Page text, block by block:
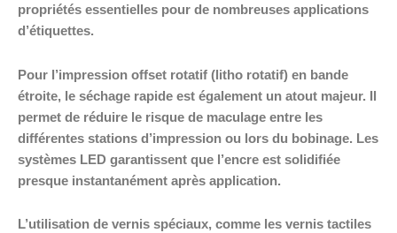
propriétés essentielles pour de nombreuses applications
d’étiquettes.
Pour l’impression offset rotatif (litho rotatif) en bande
étroite, le séchage rapide est également un atout majeur. Il
permet de réduire le risque de maculage entre les
différentes stations d’impression ou lors du bobinage. Les
systèmes LED garantissent que l’encre est solidifiée
presque instantanément après application.
L’utilisation de vernis spéciaux, comme les vernis tactiles